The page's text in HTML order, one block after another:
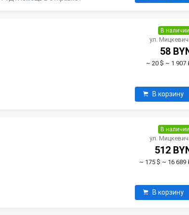
В наличии
ул.
58
~ 20 $ ~ 1 907
В корзину
В наличии
ул.
512
~ 175 $ ~ 16 689
В корзину